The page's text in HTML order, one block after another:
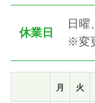
休業日
日曜
※変
月 火